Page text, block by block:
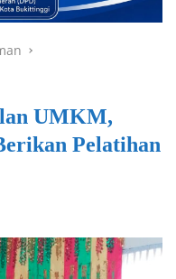
UMKM,
Pelatihan